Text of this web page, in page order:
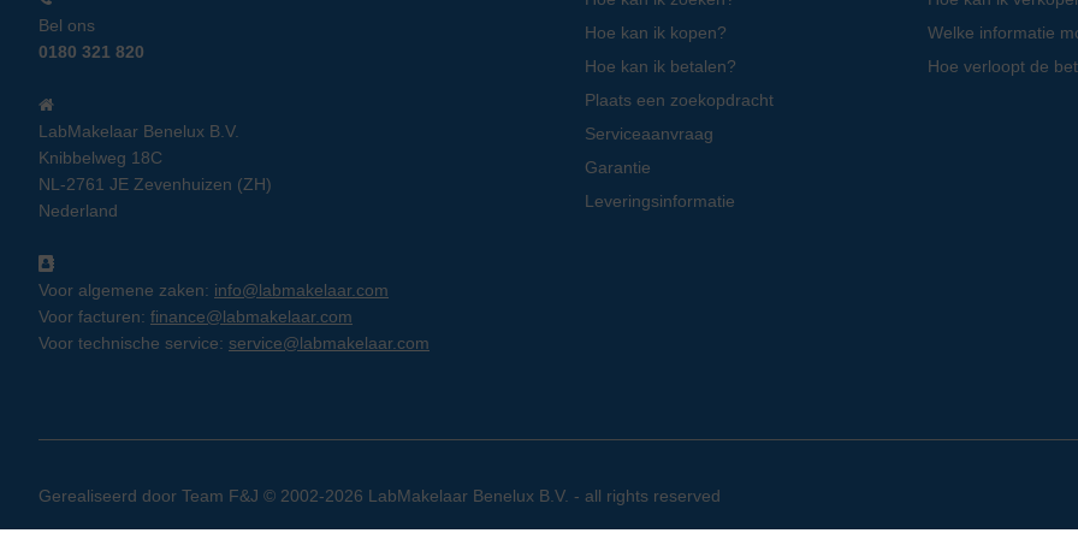
Bel ons
0180 321 820
LabMakelaar Benelux B.V.
Knibbelweg 18C
NL-2761 JE Zevenhuizen (ZH)
Nederland
Voor algemene zaken: info@labmakelaar.com
Voor facturen: finance@labmakelaar.com
Voor technische service: service@labmakelaar.com
Hoe kan ik kopen?
Hoe kan ik betalen?
Plaats een zoekopdracht
Serviceaanvraag
Garantie
Leveringsinformatie
Welke informatie
Hoe verloopt de
Gerealiseerd door Team F&J © 2002-2026 LabMakelaar Benelux B.V. - all rights reserved